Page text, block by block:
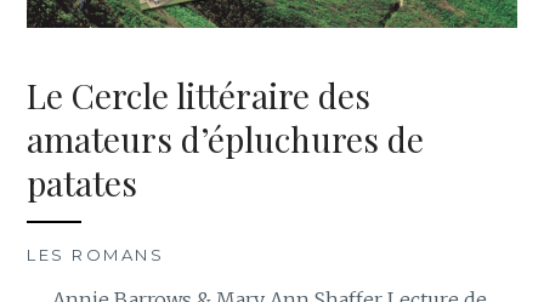
Le Cercle littéraire des
amateurs d’épluchures de
patates
LES ROMANS